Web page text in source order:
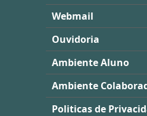
Webmail
Ouvidoria
Ambiente Aluno
Ambiente
Politicas de